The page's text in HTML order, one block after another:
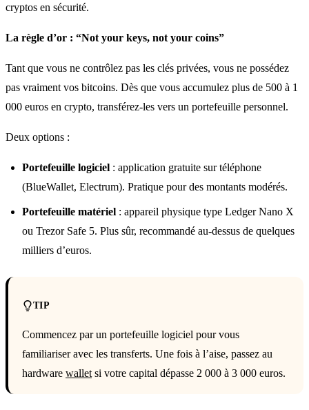
cryptos en sécurité.
La règle d’or : “Not your keys, not your coins”
Tant que vous ne contrôlez pas les clés privées, vous ne possédez
pas vraiment vos bitcoins. Dès que vous accumulez plus de 500 à 1
000 euros en crypto, transférez-les vers un portefeuille personnel.
Deux options :
Portefeuille logiciel : application gratuite sur téléphone
(BlueWallet, Electrum). Pratique pour des montants modérés.
Portefeuille matériel : appareil physique type Ledger Nano X
ou Trezor Safe 5. Plus sûr, recommandé au-dessus de quelques
milliers d’euros.
TIP
Commencez par un portefeuille logiciel pour vous
familiariser avec les transferts. Une fois à l’aise, passez au
hardware wallet si votre capital dépasse 2 000 à 3 000 euros.